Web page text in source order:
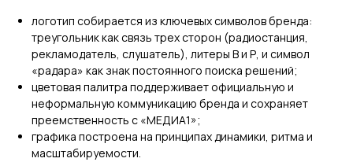
логотип собирается из ключевых символов бренда:
треугольник как связь трех сторон (радиостанция,
рекламодатель, слушатель), литеры В и Р, и символ
«радара» как знак постоянного поиска решений;
цветовая палитра поддерживает официальную и
неформальную коммуникацию бренда и сохраняет
преемственность с «МЕДИА1»;
графика построена на принципах динамики, ритма и
масштабируемости.